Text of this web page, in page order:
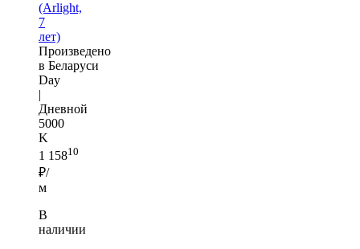
(Arlight,
7
лет)
Произведено
в Беларуси
Day
|
Дневной
5000
K
1 15810
₽/
м
В
наличии